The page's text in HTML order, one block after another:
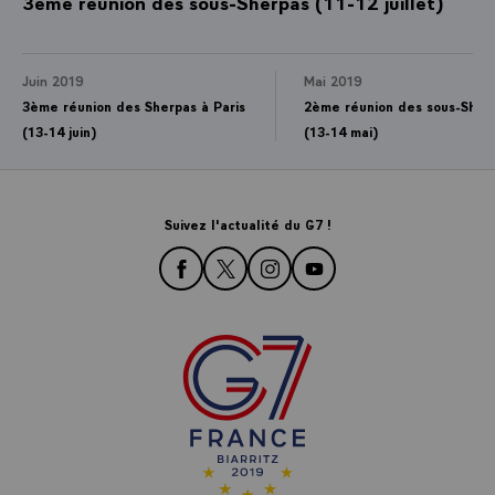
Juin 2019
3ème réunion des Sherpas à Paris
(13-14 juin)
Mai 2019
2ème réunion des sous-
(13-14 mai)
Suivez l'actualité du G7 !
rejoignez-nous sur Facebook
rejoignez-nous sur Twitter
rejoignez-nous sur
rejoignez-nous sur